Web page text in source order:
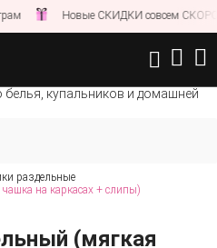
Новые СКИДКИ совсем СКОРО!
раздельные
на каркасах + слипы)
(мягкая